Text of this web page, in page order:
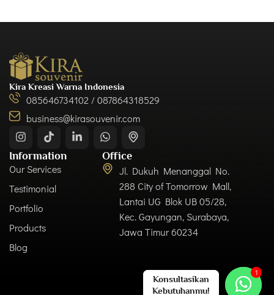
Kira Kreasi Warna Indonesia
085646734102 / 087864318529
business@kirasouvenir.com
Information
Our Services
Testimonial
Portfolio
Products
Blog
Office
Jl. Dukuh Menanggal No.
288 City of Tomorrow Mall,
Lantai UG Blok UB 05/28,
Kec. Gayungan, Surabaya,
Jawa Timur 60234